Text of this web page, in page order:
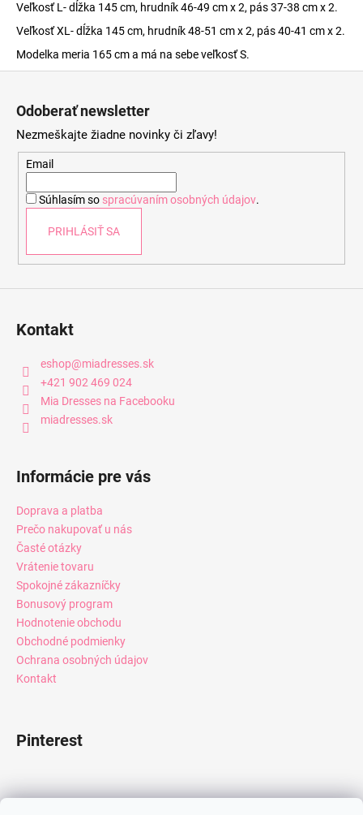
Veľkosť L- dĺžka 145 cm, hrudník 46-49 cm x 2, pás 37-38 cm x 2.
Veľkosť XL- dĺžka 145 cm, hrudník 48-51 cm x 2, pás 40-41 cm x 2.
Modelka meria 165 cm a má na sebe veľkosť S.
Odoberať newsletter
Nezmeškajte žiadne novinky či zľavy!
Email
Súhlasím so spracúvaním osobných údajov.
PRIHLÁSIŤ SA
Kontakt
eshop@miadresses.sk
+421 902 469 024
Mia Dresses na Facebooku
miadresses.sk
Informácie pre vás
Doprava a platba
Prečo nakupovať u nás
Časté otázky
Vrátenie tovaru
Spokojné zákazníčky
Bonusový program
Hodnotenie obchodu
Obchodné podmienky
Ochrana osobných údajov
Kontakt
Pinterest